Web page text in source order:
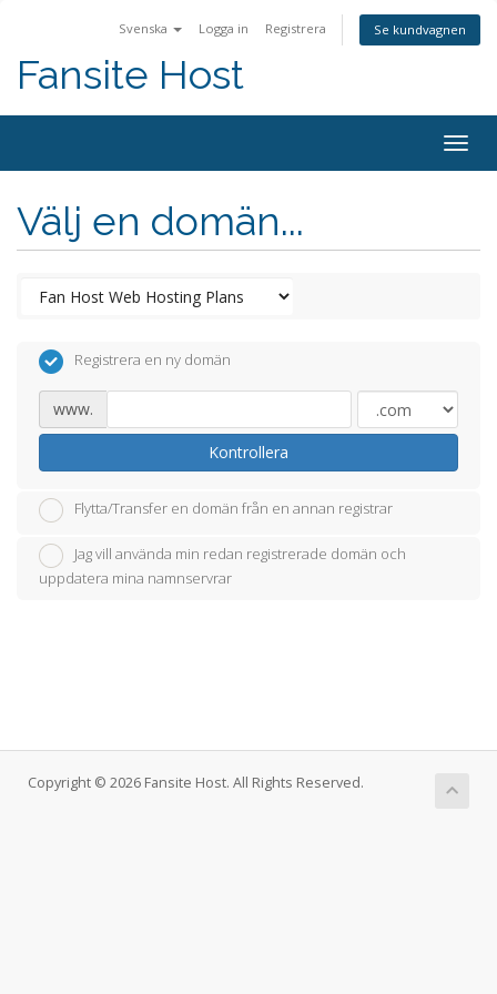
Svenska Logga in Registrera Se kundvagnen
Fansite Host
Välj en domän...
Registrera en ny domän
www.
Kontrollera
Flytta/Transfer en domän från en annan registrar
Jag vill använda min redan registrerade domän och
uppdatera mina namnservrar
Copyright © 2026 Fansite Host. All Rights Reserved.